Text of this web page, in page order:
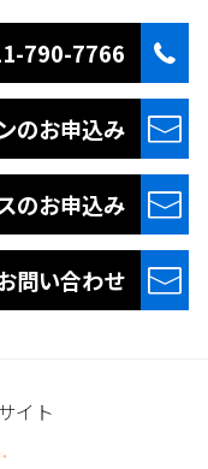
790-7766
のお申込み
のお申込み
問い合わせ
イト